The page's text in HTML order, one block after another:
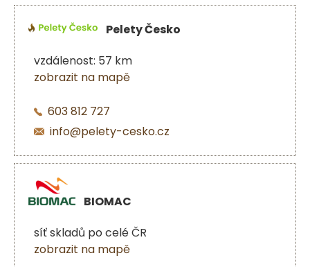
Pelety Česko
vzdálenost: 57 km
zobrazit na mapě
603 812 727
info@pelety-cesko.cz
BIOMAC
síť skladů po celé ČR
zobrazit na mapě